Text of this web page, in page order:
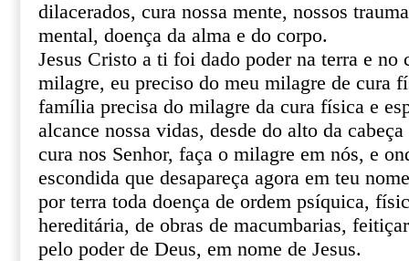
dilacerados, cura nossa mente, nossos
mental, doença da alma e do corpo.
Jesus Cristo a ti foi dado poder na terra e no
milagre, eu preciso do meu milagre de cura
família precisa do milagre da cura física e
alcance nossa vidas, desde do alto da
cura nos Senhor, faça o milagre em nós, e
escondida que desapareça agora em teu
por terra toda doença de ordem psíquica,
hereditária, de obras de macumbarias,
pelo poder de Deus, em nome de Jesus.